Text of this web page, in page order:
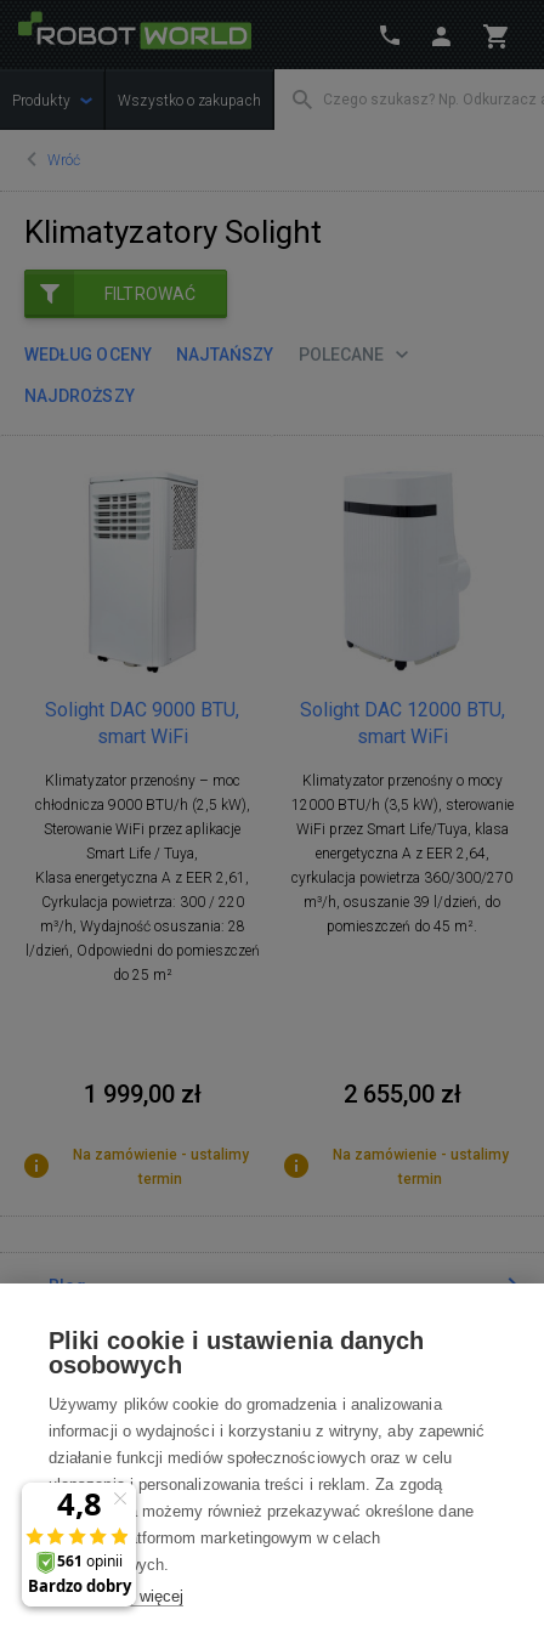
Produkty Wszystko o zakupach
Wróć
Klimatyzatory Solight
FILTROWAĆ
WEDŁUG OCENY NAJTAŃSZY POLECANE
NAJDROŻSZY
Solight DAC 9000 BTU,
smart WiFi
Klimatyzator przenośny – moc
chłodnicza 9000 BTU/h (2,5 kW),
Sterowanie WiFi przez aplikacje
Smart Life / Tuya,
Klasa energetyczna A z EER 2,61,
Cyrkulacja powietrza: 300 / 220
m³/h, Wydajność osuszania: 28
l/dzień, Odpowiedni do pomieszczeń
do 25 m²
1 999,00 zł
Na zamówienie - ustalimy
termin
Solight DAC 12000 BTU,
smart WiFi
Klimatyzator przenośny o mocy
12000 BTU/h (3,5 kW), sterowanie
WiFi przez Smart Life/Tuya, klasa
energetyczna A z EER 2,64,
cyrkulacja powietrza 360/300/270
m³/h, osuszanie 39 l/dzień, do
pomieszczeń do 45 m².
2 655,00 zł
Na zamówienie - ustalimy
termin
Blog
Poradnia
Wszystko o zakupach
Kontakt
Skontaktuj się z Nami
Pliki cookie i ustawienia danych
osobowych
Używamy plików cookie do gromadzenia i analizowania
informacji o wydajności i korzystaniu z witryny, aby zapewnić
działanie funkcji mediów społecznościowych oraz w celu
ulepszania i personalizowania treści i reklam. Za zgodą
użytkownika możemy również przekazywać określone dane
osobowe platformom marketingowym w celach
marketingowych.
Dowiedz się więcej